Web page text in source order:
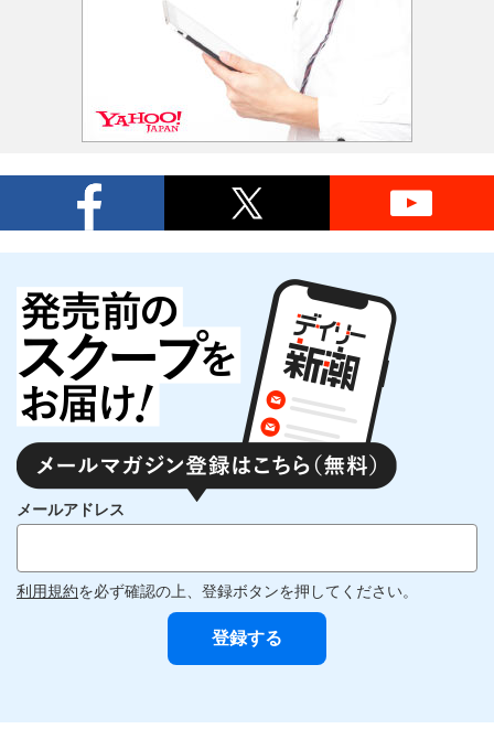
メールアドレス
利用規約を必ず確認の上、登録ボタンを押してください。